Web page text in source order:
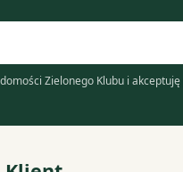
Zielonego Klubu i akceptuję